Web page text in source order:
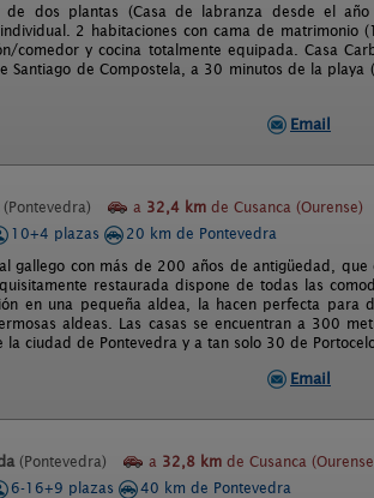
de dos plantas (Casa de labranza desde el
2 habitaciones con cama de
comedor y cocina totalmente equipada. Casa
Santiago de Compostela, a 30 minutos de la
Email
(Pontevedra) a 32,4 km de Cusanca (Ourense)
10+4 plazas
20 km de Pontevedra
gallego con más de 200 años de antigüedad,
restaurada dispone de todas las
en una pequeña aldea, la hacen perfecta para
aldeas. Las casas se encuentran a 300
la ciudad de Pontevedra y a tan solo 30 de
Email
(Pontevedra) a 32,8 km de Cusanca
6-16+9 plazas
40 km de Pontevedra